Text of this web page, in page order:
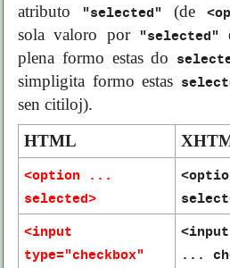
atributo
"selected" (de
sola valoro por "selected"
plena formo estas do
simpligita formo estas
sen citiloj).
HTML
<option ...
selected>
<input
type="checkbox"
...